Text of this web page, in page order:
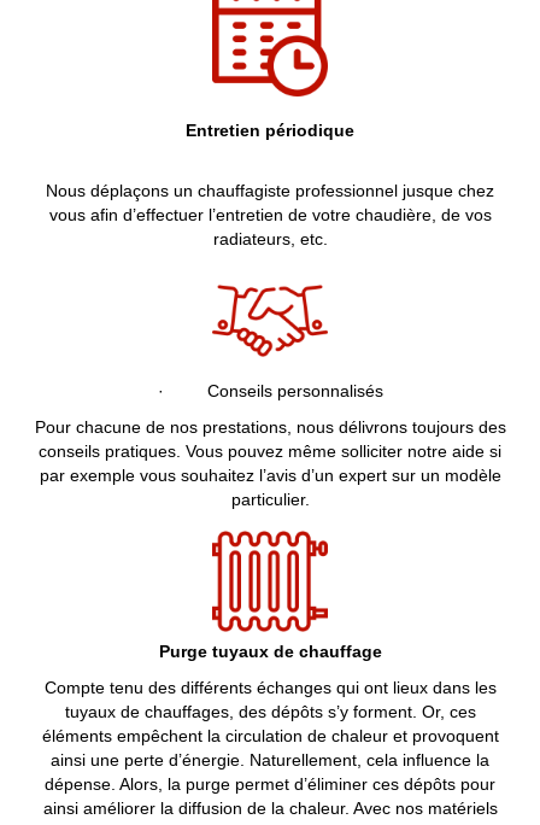
Entretien périodique
Nous déplaçons un chauffagiste professionnel jusque chez
vous afin d’effectuer l’entretien de votre chaudière, de vos
radiateurs, etc.
· Conseils personnalisés
Pour chacune de nos prestations, nous délivrons toujours des
conseils pratiques. Vous pouvez même solliciter notre aide si
par exemple vous souhaitez l’avis d’un expert sur un modèle
particulier.
Purge tuyaux de chauffage
Compte tenu des différents échanges qui ont lieux dans les
tuyaux de chauffages, des dépôts s’y forment. Or, ces
éléments empêchent la circulation de chaleur et provoquent
ainsi une perte d’énergie. Naturellement, cela influence la
dépense. Alors, la purge permet d’éliminer ces dépôts pour
ainsi améliorer la diffusion de la chaleur. Avec nos matériels